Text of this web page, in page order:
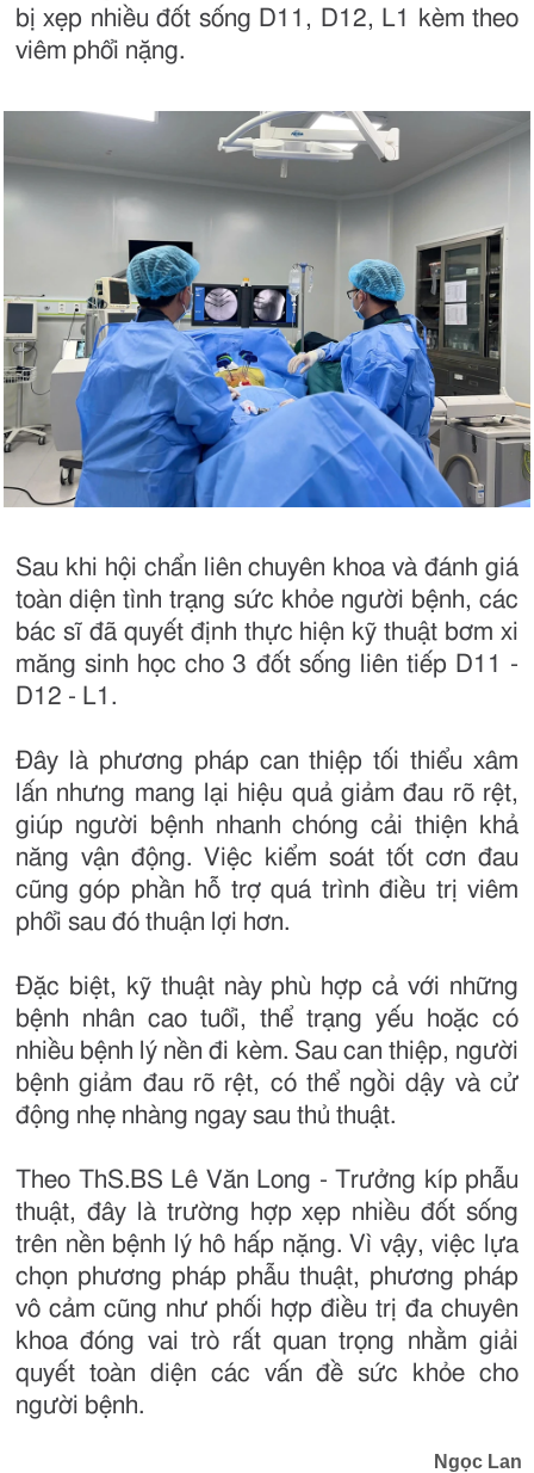
bị xẹp nhiều đốt sống D11, D12, L1 kèm theo
viêm phổi nặng.
Sau khi hội chẩn liên chuyên khoa và đánh giá
toàn diện tình trạng sức khỏe người bệnh, các
bác sĩ đã quyết định thực hiện kỹ thuật bơm xi
măng sinh học cho 3 đốt sống liên tiếp D11 -
D12 - L1.
Đây là phương pháp can thiệp tối thiểu xâm
lấn nhưng mang lại hiệu quả giảm đau rõ rệt,
giúp người bệnh nhanh chóng cải thiện khả
năng vận động. Việc kiểm soát tốt cơn đau
cũng góp phần hỗ trợ quá trình điều trị viêm
phổi sau đó thuận lợi hơn.
Đặc biệt, kỹ thuật này phù hợp cả với những
bệnh nhân cao tuổi, thể trạng yếu hoặc có
nhiều bệnh lý nền đi kèm. Sau can thiệp, người
bệnh giảm đau rõ rệt, có thể ngồi dậy và cử
động nhẹ nhàng ngay sau thủ thuật.
Theo ThS.BS Lê Văn Long - Trưởng kíp phẫu
thuật, đây là trường hợp xẹp nhiều đốt sống
trên nền bệnh lý hô hấp nặng. Vì vậy, việc lựa
chọn phương pháp phẫu thuật, phương pháp
vô cảm cũng như phối hợp điều trị đa chuyên
khoa đóng vai trò rất quan trọng nhằm giải
quyết toàn diện các vấn đề sức khỏe cho
người bệnh.
Ngọc Lan